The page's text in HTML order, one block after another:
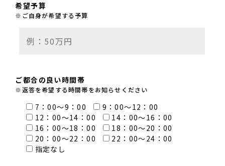
希望予算
※ご自身が希望する予算
ご都合の良い時間帯
※返答を希望する時間帯をお知らせください
7：00～9：00
9：00～12：00
12：00～14：00
14：00～16：00
16：00～18：00
18：00～20：00
20：00～22：00
22：00～24：00
指定なし